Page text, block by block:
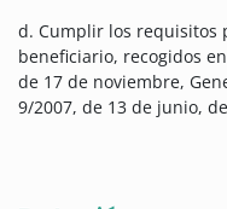
d. Cumplir los requisitos
beneficiario, recogidos
de 17 de noviembre,
9/2007, de 13 de junio,